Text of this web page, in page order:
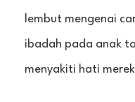
lembut mengenai
ibadah pada anak
menyakiti hati